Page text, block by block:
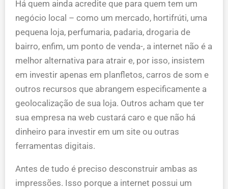
Há quem ainda acredite que para quem tem um
negócio local – como um mercado, hortifrúti, uma
pequena loja, perfumaria, padaria, drogaria de
bairro, enfim, um ponto de venda-, a internet não é a
melhor alternativa para atrair e, por isso, insistem
em investir apenas em planfletos, carros de som e
outros recursos que abrangem especificamente a
geolocalização de sua loja. Outros acham que ter
sua empresa na web custará caro e que não há
dinheiro para investir em um site ou outras
ferramentas digitais.
Antes de tudo é preciso desconstruir ambas as
impressões. Isso porque a internet possui um